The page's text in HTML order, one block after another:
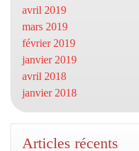
avril 2019
mars 2019
février 2019
janvier 2019
avril 2018
janvier 2018
Articles récents